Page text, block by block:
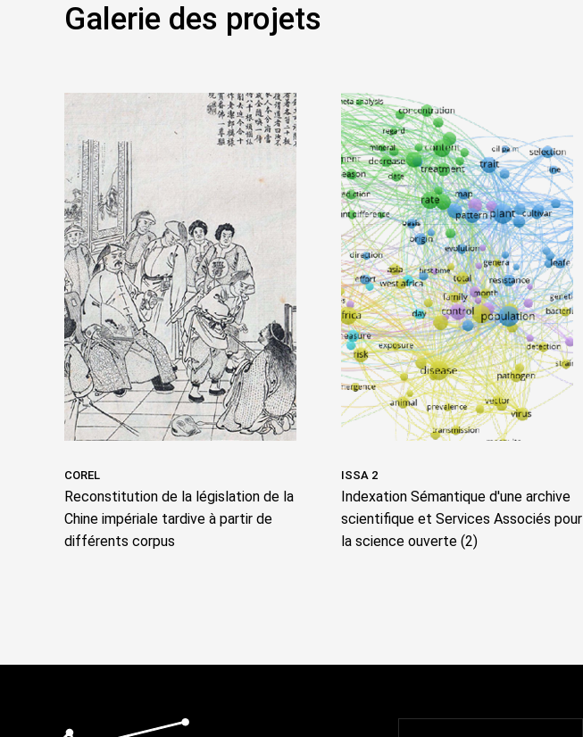
Galerie des projets
COREL
Reconstitution de la législation de la
Chine impériale tardive à partir de
différents corpus
ISSA 2
Indexation Sémantique d'une archive
scientifique et Services Associés pour
la science ouverte (2)